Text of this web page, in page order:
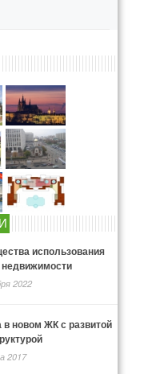
использования
недвижимости
2022
в новом ЖК с развитой
2017